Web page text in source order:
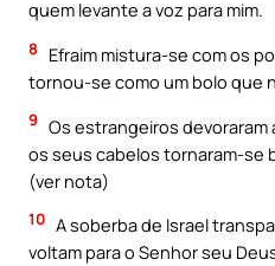
quem levante a voz para mim.
8
Efraim mistura-se com os
tornou-se como um bolo que
9 Os estrangeiros devoraram
os seus cabelos tornaram-se
(ver nota)
10 A soberba de Israel
voltam para o Senhor seu